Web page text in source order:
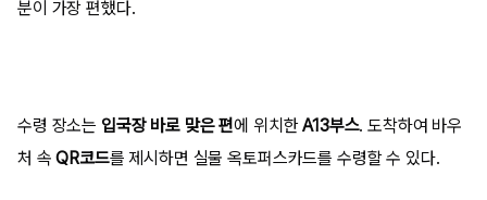
분이 가장 편했다.
수령 장소는 입국장 바로 맞은 편에 위치한A13부스. 도착하여 바우
처 속QR코드를 제시하면 실물 옥토퍼스카드를 수령할 수 있다.